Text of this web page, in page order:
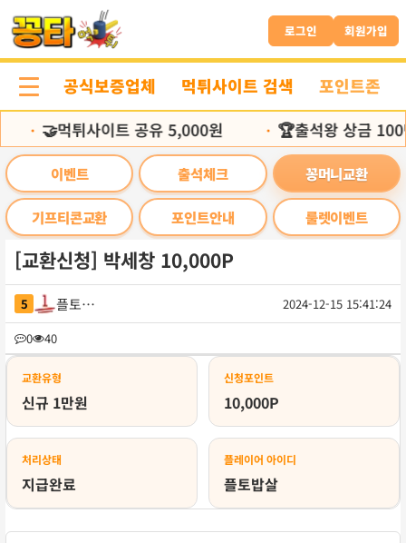
문
로
로그인 회원가입
공식보증업체 먹튀사이트 검색 포인트존
🤝먹튀사이트 공유 5,000원 🏆출석왕 상금 100
이벤트 출석체크 꽁머니교환
기프티콘교환 포인트안내 룰렛이벤트
[교환신청] 박세창 10,000P
5 플토밥살
2024-12-15 15:41:24
0
40
록
교환유형
신규 1만원
신청포인트
10,000P
처리상태
지급완료
플레이어 아이디
플토밥살